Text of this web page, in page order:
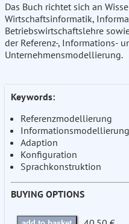
Das Buch richtet sich an
Wirtschaftsinformatik,
Betriebswirtschaftslehre
der Referenz-, Informations-
Unternehmensmodellierung.
Keywords:
Referenzmodellierung
Informationsmodellierung
Adaption
Konfiguration
Sprachkonstruktion
BUYING OPTIONS